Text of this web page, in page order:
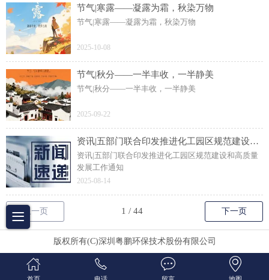
节气|寒露——凝露为霜，秋染万物
节气|寒露——凝露为霜，秋染万物
2025-10-08
节气|秋分——一半丰收，一半静美
节气|秋分——一半丰收，一半静美
2025-09-22
资讯|五部门联合印发推进化工园区规范建设和高质量发展工作通知
资讯|五部门联合印发推进化工园区规范建设和高质量
发展工作通知
2025-08-14
上一页 下一页
版权所有(C)深圳粤鹏环保技术股份有限公司